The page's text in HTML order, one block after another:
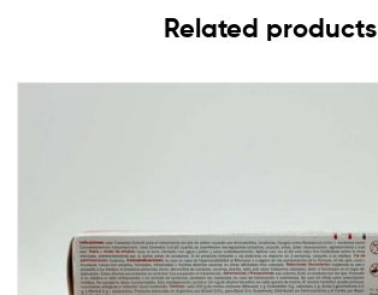
Related products